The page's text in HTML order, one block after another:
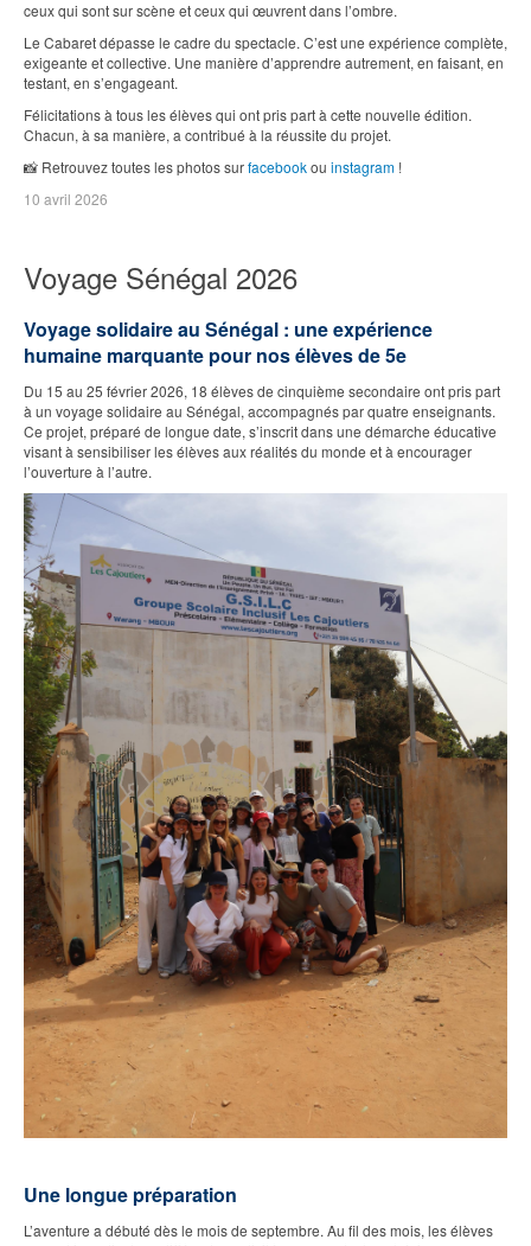
ceux qui sont sur scène et ceux qui œuvrent dans l’ombre.
Le Cabaret dépasse le cadre du spectacle. C’est une expérience complète,
exigeante et collective. Une manière d’apprendre autrement, en faisant, en
testant, en s’engageant.
Félicitations à tous les élèves qui ont pris part à cette nouvelle édition.
Chacun, à sa manière, a contribué à la réussite du projet.
📸 Retrouvez toutes les photos surfacebookou instagram !
10 avril 2026
Voyage Sénégal 2026
Voyage solidaire au Sénégal : une expérience
humaine marquante pour nos élèves de 5e
Du 15 au 25 février 2026, 18 élèves de cinquième secondaire ont pris part
à un voyage solidaire au Sénégal, accompagnés par quatre enseignants.
Ce projet, préparé de longue date, s’inscrit dans une démarche éducative
visant à sensibiliser les élèves aux réalités du monde et à encourager
l’ouverture à l’autre.
Une longue préparation
L’aventure a débuté dès le mois de septembre. Au fil des mois, les élèves